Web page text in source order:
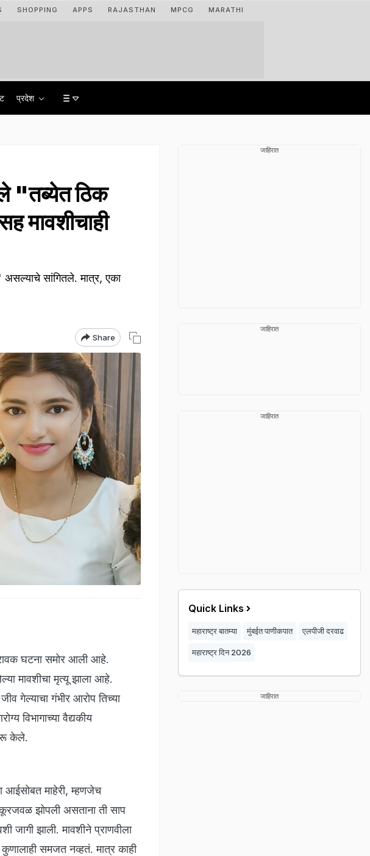
SHOPPING APPS RAJASTHAN MPCG MARATHI
प्रदेश
"तब्येत ठिक
मावशीचाही
असल्याचे सांगितले. मात्र, एका
Share
घटना समोर आली आहे.
मावशीचा मृत्यू झाला आहे.
गेल्याचा गंभीर आरोप तिच्या
विभागाच्या वैद्यकीय
केले.
आईसोबत माहेरी, म्हणजेच
झोपली असताना ती साप
जागी झाली. मावशीने प्राणवीला
समजत नव्हतं. मात्र काही
जाहिरात
जाहिरात
जाहिरात
Quick Links
महाराष्ट्र बातम्या मुंबईत पाणीकपात एलपीजी दरवाढ
महाराष्ट्र दिन 2026
जाहिरात